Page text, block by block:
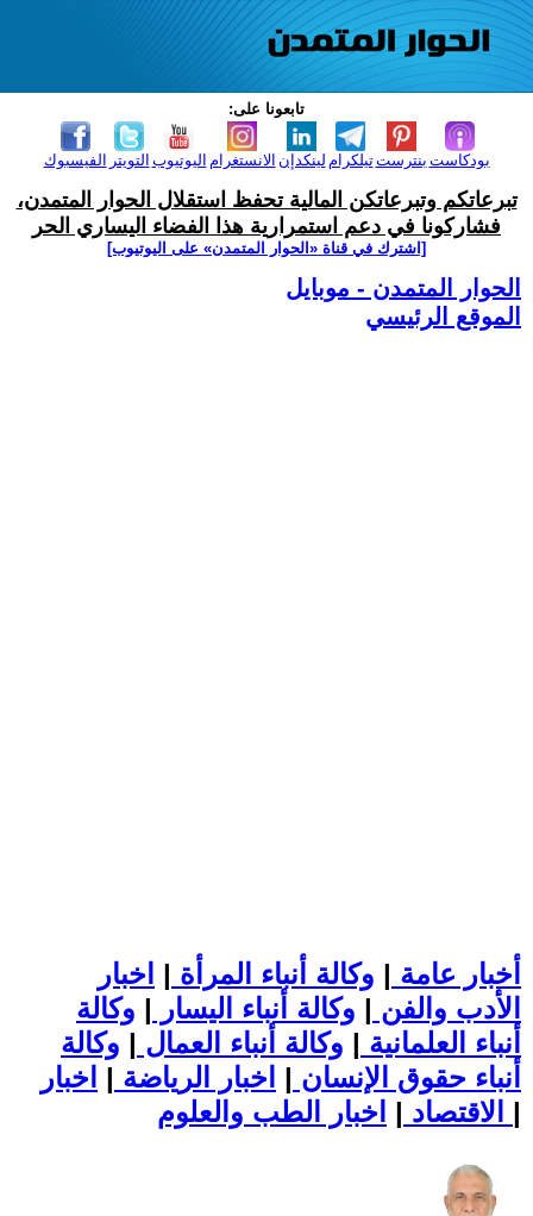
تابعونا على:
الفيسبوك التويتر اليوتيوب الانستغرام لينكدإن تيلكرامبنترست بودكاست
تبرعاتكم وتبرعاتكن المالية تحفظ استقلال الحوار المتمدن،
فشاركونا في دعم استمرارية هذا الفضاء اليساري الحر
[اشترك في قناة ‫«الحوار المتمدن» على اليوتيوب]
الحوار المتمدن - موبايل
الموقع الرئيسي
أخبار عامة | وكالة أنباء المرأة | اخبار
الأدب والفن | وكالة أنباء اليسار | وكالة
أنباء العلمانية | وكالة أنباء العمال | وكالة
أنباء حقوق الإنسان | اخبار الرياضة | اخبار
الاقتصاد | |